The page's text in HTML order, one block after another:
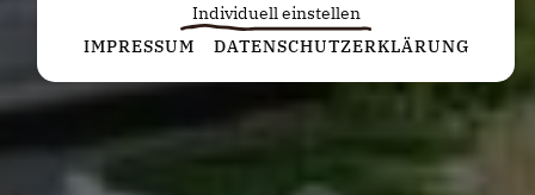
Individuell einstellen
Statistiken
Diese Cookies erfassen anonyme Statistiken. Diese
Informationen helfen uns zu verstehen, wie wir
unsere Website noch weiter optimieren können.
Google Analytics
IMPRESSUM DATENSCHUTZERKLÄRUNG